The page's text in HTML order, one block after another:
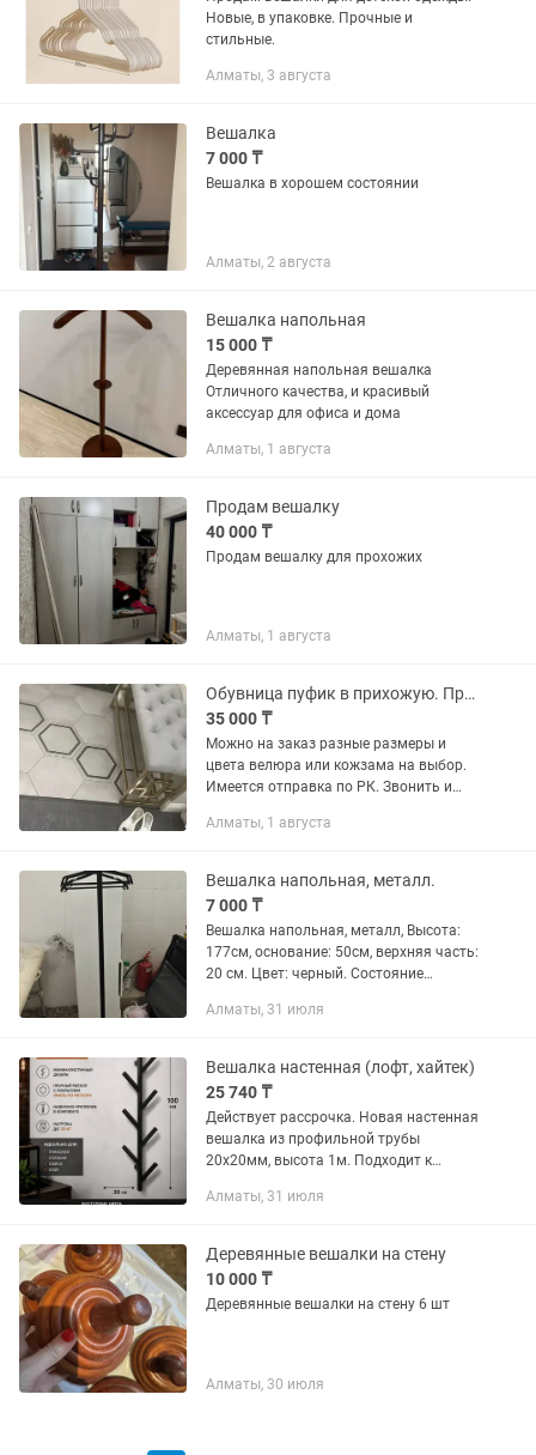
Новые, в упаковке. Прочные и
стильные.
Алматы, 3 августа
Вешалка
7 000 ₸
Вешалка в хорошем состоянии
Алматы, 2 августа
Вешалка напольная
15 000 ₸
Деревянная напольная вешалка
Отличного качества, и красивый
аксессуар для офиса и дома
Алматы, 1 августа
Продам вешалку
40 000 ₸
Продам вешалку для прохожих
Алматы, 1 августа
Обувница пуфик в прихожую. Прихожие. Вешалка с крючками. Банкетка лофт. Пуф
35 000 ₸
Можно на заказ разные размеры и
цвета велюра или кожзама на выбор.
Имеется отправка по РК. Звонить и
Алматы, 1 августа
Вешалка напольная, металл.
7 000 ₸
Вешалка напольная, металл, Высота:
177см, основание: 50см, верхняя часть:
20 см. Цвет: черный. Состояние
Продается в связи с переездом.
Алматы, 31 июля
Вешалка настенная (лофт, хайтек)
25 740 ₸
Действует рассрочка. Новая настенная
вешалка из профильной трубы
20х20мм, высота 1м. Подходит к
хайтек. Очень прочная, толщина
Алматы, 31 июля
Деревянные вешалки на стену
10 000 ₸
Деревянные вешалки на стену 6 шт
Алматы, 30 июля